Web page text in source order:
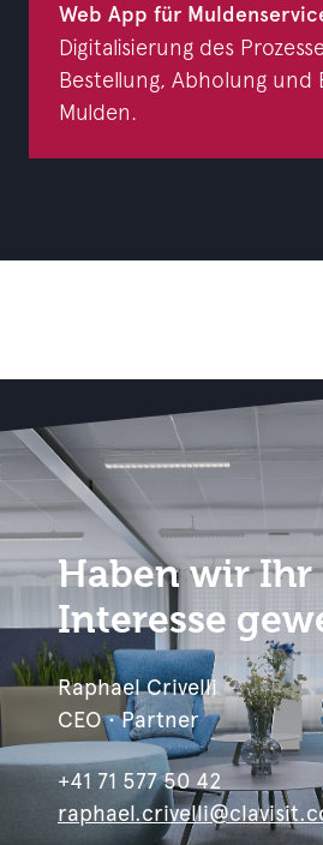
Web App für
Digitalisierung des
Bestellung, Abholung und
Mulden.
Haben wir Ihr
Interesse
Raphael Crivelli
CEO • Partner
+41 71 577 50 42